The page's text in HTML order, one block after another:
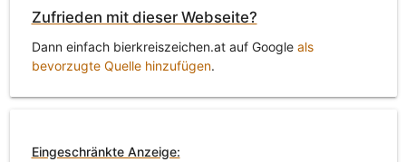
Zufrieden mit dieser Webseite?
Dann einfach bierkreiszeichen.at auf Google als
bevorzugte Quelle hinzufügen.
Eingeschränkte Anzeige: